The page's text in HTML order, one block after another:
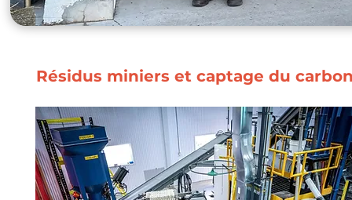
Résidus miniers et captage du